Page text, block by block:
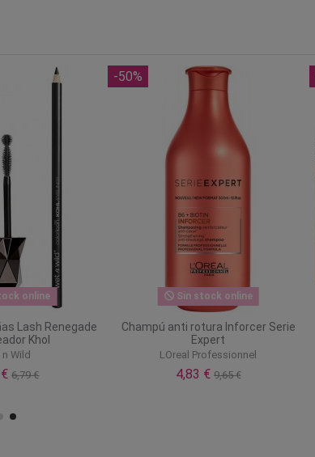
online
Lash Renegade
Khol
n Wild
€6,79 €
-50%
Sin stock online
Champú anti rotura Inforcer Serie
Expert
LOreal Professionnel
4,83 € 9,65 €